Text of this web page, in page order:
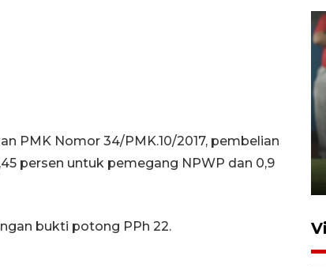
PMK Nomor 34/PMK.10/2017, pembelian
persen untuk pemegang NPWP dan 0,9
bukti potong PPh 22.
KemenHAM Babel Jalin Kerja
Sama